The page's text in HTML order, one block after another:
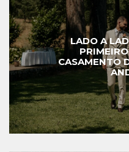
LADO A
CASAMENTO